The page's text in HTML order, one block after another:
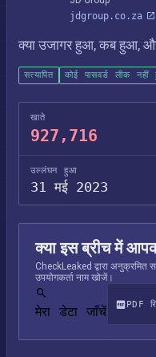
jdgroup.co.za
क्या उजागर हुआ, कब हुआ,
सत्यापित कोई पासवर्ड लीक
खाते
927,716
उल्लंघन हुआ
31 मई 2023
क्या इस ब्रीच में
CheckLeaked द्वारा अनुक्रमित
उपयोगकर्ता नाम खोजें।
मेरा डेटा जाँचें PDF